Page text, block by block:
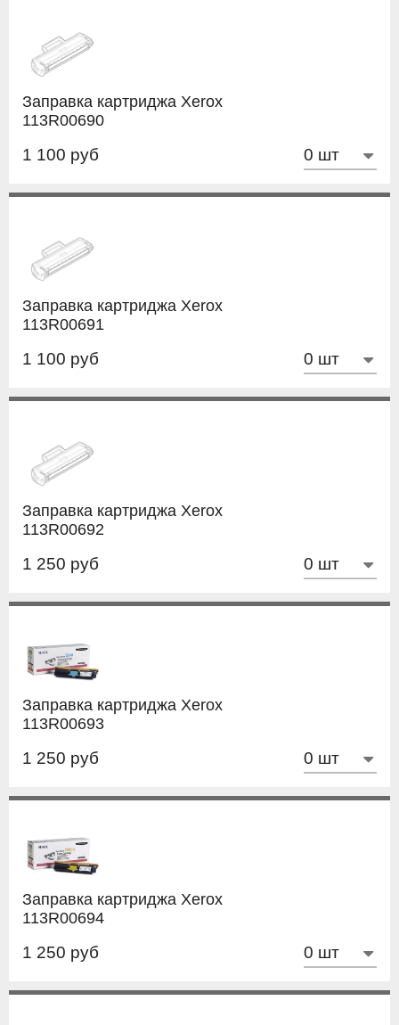
Заправка картриджа Xerox
113R00690
1 100 руб
Заправка картриджа Xerox
113R00691
1 100 руб
Заправка картриджа Xerox
113R00692
1 250 руб
Заправка картриджа Xerox
113R00693
1 250 руб
Заправка картриджа Xerox
113R00694
1 250 руб